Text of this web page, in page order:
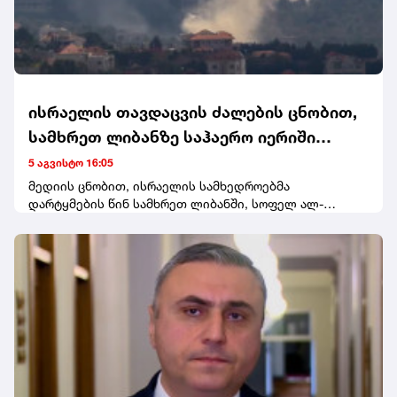
ისრაელის თავდაცვის ძალების ცნობით,
სამხრეთ ლიბანზე საჰაერო იერიში
მიიტანეს
5 აგვისტო 16:05
მედიის ცნობით, ისრაელის სამხედროებმა
დარტყმების წინ სამხრეთ ლიბანში, სოფელ ალ-
გაფრთხილება გაავრცელეს.